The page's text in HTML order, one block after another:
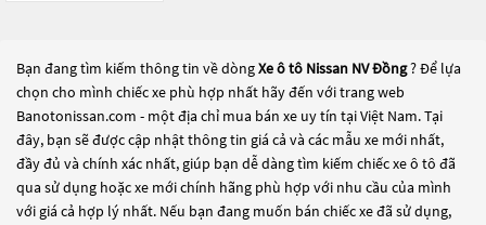
Bạn đang tìm kiếm thông tin về dòngXe ô tô Nissan NV Đồng? Để lựa
chọn cho mình chiếc xe phù hợp nhất hãy đến với trang web
Banotonissan.com - một địa chỉ mua bán xe uy tín tại Việt Nam. Tại
đây, bạn sẽ được cập nhật thông tin giá cả và các mẫu xe mới nhất,
đầy đủ và chính xác nhất, giúp bạn dễ dàng tìm kiếm chiếc xe ô tô đã
qua sử dụng hoặc xe mới chính hãng phù hợp với nhu cầu của mình
với giá cả hợp lý nhất. Nếu bạn đang muốn bán chiếc xe đã sử dụng,